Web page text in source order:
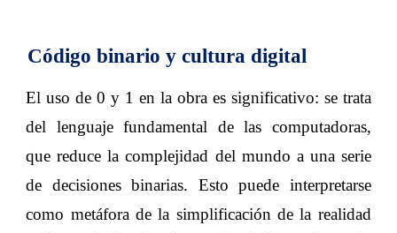
Código binario y cultura digital
El uso de 0 y 1 en la obra es significativo: se trata
del lenguaje fundamental de las computadoras,
que reduce la complejidad del mundo a una serie
de decisiones binarias. Esto puede interpretarse
como metáfora de la simplificación de la realidad